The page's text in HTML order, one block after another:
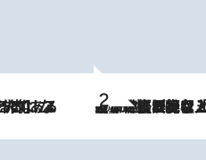
2026.8.5
【なぜ吉沢亮は「気配を消せる」のか？】興行収入208億の『国宝』を経て挑むミュージカル『ディア・エヴァン・ハンセン』。トップ俳優が舞台上でさらけ出した“孤独”とは